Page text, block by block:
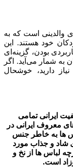
والدینی است که به
خود هستند. این
بودن، گزینه‌ای
به شمار می‌آید. اگر
دارید، خوشحال
ایرانی تمامی
معروف ایرانی در
ها به خاطر جنس
شاد و جذاب مورد
لباس ها از نخ و
است.